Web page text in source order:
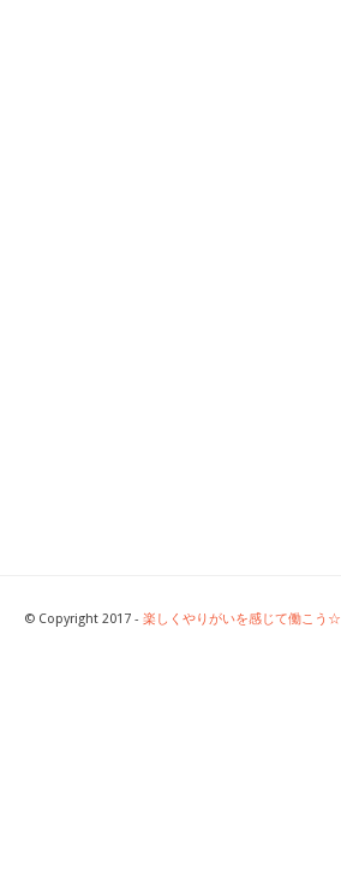
© Copyright 2017 - 楽しくやりがいを感じて働こう☆